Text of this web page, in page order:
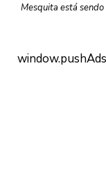
Mesquita está